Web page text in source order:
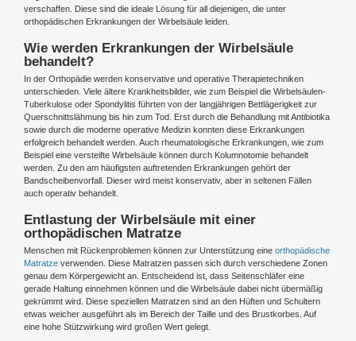
verschaffen. Diese sind die ideale Lösung für all diejenigen, die unter
orthopädischen Erkrankungen der Wirbelsäule leiden.
Wie werden Erkrankungen der Wirbelsäule
behandelt?
In der Orthopädie werden konservative und operative Therapietechniken
unterschieden. Viele ältere Krankheitsbilder, wie zum Beispiel die Wirbelsäulen-
Tuberkulose oder Spondylitis führten von der langjährigen Bettlägerigkeit zur
Querschnittslähmung bis hin zum Tod. Erst durch die Behandlung mit Antibiotika
sowie durch die moderne operative Medizin konnten diese Erkrankungen
erfolgreich behandelt werden. Auch rheumatologische Erkrankungen, wie zum
Beispiel eine versteifte Wirbelsäule können durch Kolumnotomie behandelt
werden. Zu den am häufigsten auftretenden Erkrankungen gehört der
Bandscheibenvorfall. Dieser wird meist konservativ, aber in seltenen Fällen
auch operativ behandelt.
Entlastung der Wirbelsäule mit einer
orthopädischen Matratze
Menschen mit Rückenproblemen können zur Unterstützung eine orthopädische
Matratze verwenden. Diese Matratzen passen sich durch verschiedene Zonen
genau dem Körpergewicht an. Entscheidend ist, dass Seitenschläfer eine
gerade Haltung einnehmen können und die Wirbelsäule dabei nicht übermäßig
gekrümmt wird. Diese speziellen Matratzen sind an den Hüften und Schultern
etwas weicher ausgeführt als im Bereich der Taille und des Brustkorbes. Auf
eine hohe Stützwirkung wird großen Wert gelegt.